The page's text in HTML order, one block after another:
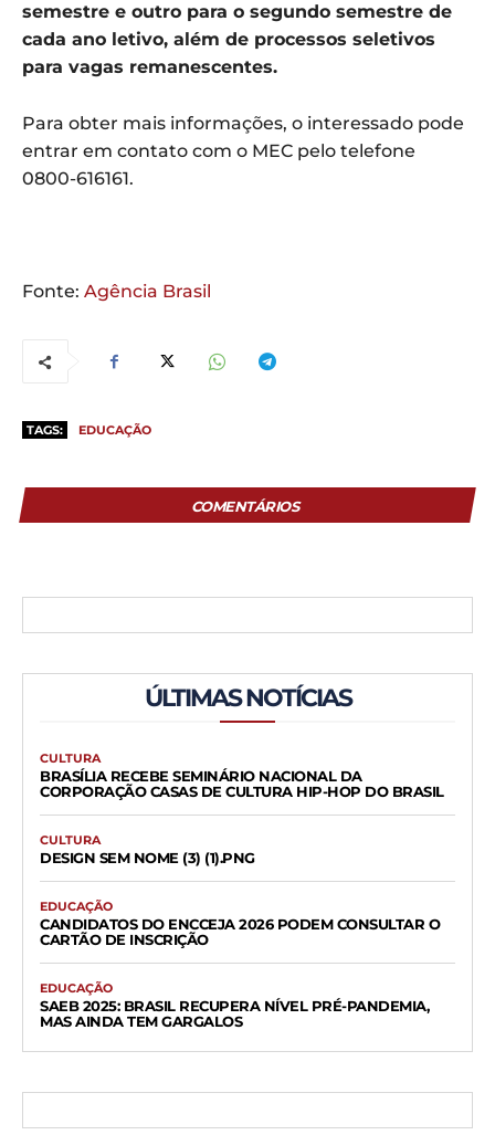
semestre e outro para o segundo semestre de
cada ano letivo, além de processos seletivos
para vagas remanescentes.
Para obter mais informações, o interessado pode
entrar em contato com o MEC pelo telefone
0800-616161.
Fonte: Agência Brasil
TAGS: EDUCAÇÃO
COMENTÁRIOS
ÚLTIMAS NOTÍCIAS
CULTURA
BRASÍLIA RECEBE SEMINÁRIO NACIONAL DA
CORPORAÇÃO CASAS DE CULTURA HIP-HOP DO BRASIL
CULTURA
DESIGN SEM NOME (3) (1).PNG
EDUCAÇÃO
CANDIDATOS DO ENCCEJA 2026 PODEM CONSULTAR O
CARTÃO DE INSCRIÇÃO
EDUCAÇÃO
SAEB 2025: BRASIL RECUPERA NÍVEL PRÉ-PANDEMIA,
MAS AINDA TEM GARGALOS